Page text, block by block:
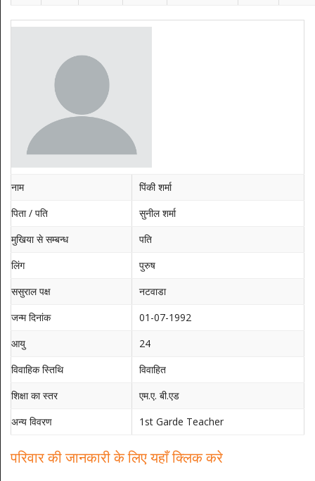
नाम
पिंकी शर्मा
पिता / पति
सुनील शर्मा
मुखिया से सम्बन्ध
पति
लिंग
पुरुष
ससुराल पक्ष
नटवाडा
जन्म दिनांक
01-07-1992
आयु
24
विवाहिक स्तिथि
विवाहित
शिक्षा का स्तर
एम.ए. बी.एड
अन्य विवरण
1st Garde Teacher
परिवार की जानकारी के लिए यहाँ क्लिक करे